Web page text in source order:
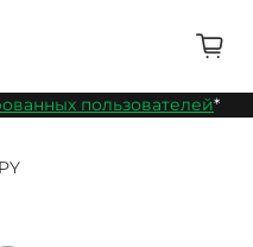
пользователей*